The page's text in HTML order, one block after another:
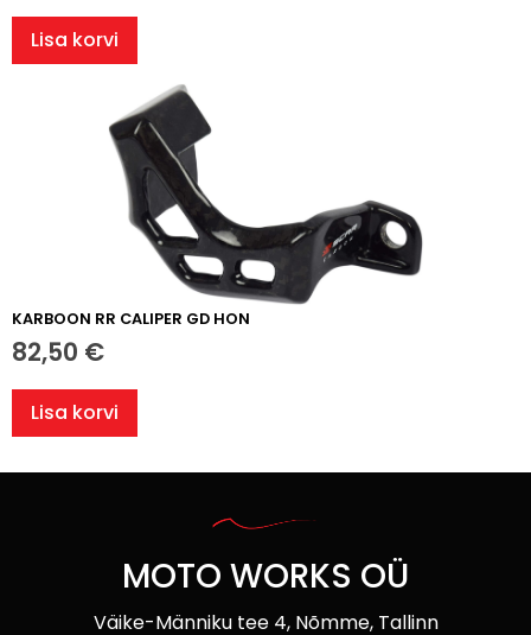
Lisa korvi
KARBOON RR CALIPER GD HON
82,50 €
Lisa korvi
MOTO WORKS OÜ
Väike-Männiku tee 4, Nõmme, Tallinn